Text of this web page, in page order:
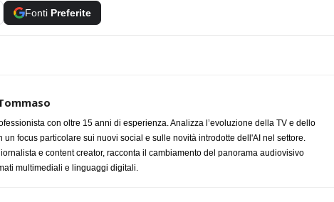
Fonti Preferite
con oltre 15 anni di esperienza. Analizza l’evoluzione della TV e dello
un focus particolare sui nuovi social e sulle novità introdotte dell'AI nel settore.
e content creator, racconta il cambiamento del panorama audiovisivo
multimediali e linguaggi digitali.